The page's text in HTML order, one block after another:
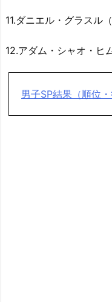
11.ダニエル・グラスル
12.アダム・シャオ・ヒ
男子SP結果（順位・